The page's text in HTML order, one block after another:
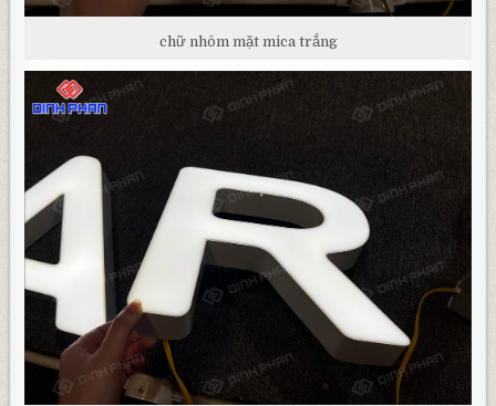
chữ nhôm mặt mica trắng